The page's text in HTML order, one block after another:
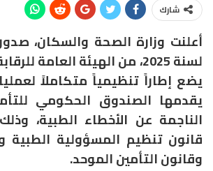
شارك
لسنة 2025، من الهيئة العامة
يضع إطاراً تنظيمياً متكاملاً
يقدمها الصندوق الحكومي
الناجمة عن الأخطاء الطبية،
قانون تنظيم المسؤولية الطبية
وقانون التأمين الموحد.